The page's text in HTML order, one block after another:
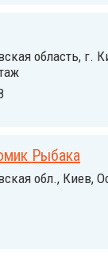
область, г.
Рыбака
обл., Киев,